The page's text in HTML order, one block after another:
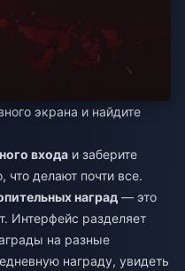
экрана и найдите
входа и заберите
что делают почти все.
наград — это
Интерфейс разделяет
на разные
награду, увидеть